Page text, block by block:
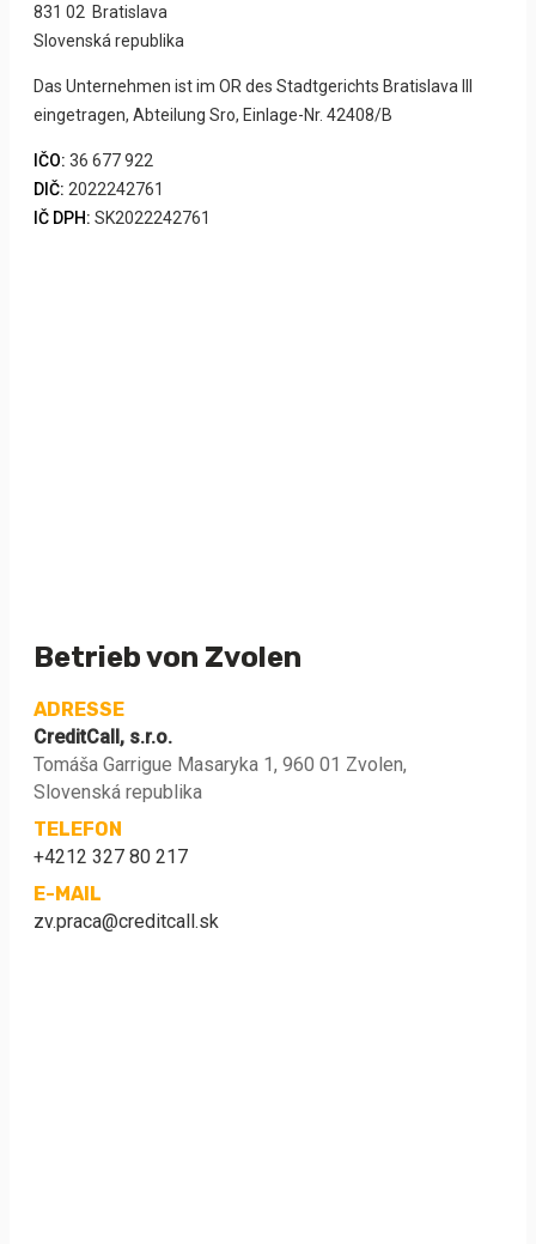
831 02 Bratislava
Slovenská republika
Das Unternehmen ist im OR des Stadtgerichts Bratislava III
eingetragen, Abteilung Sro, Einlage-Nr. 42408/B
IČO: 36 677 922
DIČ: 2022242761
IČ DPH: SK2022242761
Betrieb von Zvolen
ADRESSE
CreditCall, s.r.o.
Tomáša Garrigue Masaryka 1, 960 01 Zvolen,
Slovenská republika
TELEFON
+4212 327 80 217
E-MAIL
zv.praca@creditcall.sk